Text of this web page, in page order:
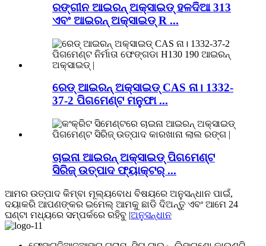
ରଙ୍ଗୀନ ଆଇରନ୍ ଅକ୍ସାଇଡ୍ ହଳଦିଆ 313
ଏବଂ ଆଇରନ୍ ଅକ୍ସାଇଡ୍ R ...
ରେଡ୍ ଆଇରନ୍ ଅକ୍ସାଇଡ୍ CAS ନା। 1332-
37-2 ପିଗମେଣ୍ଟ ମନୁଫା ...
ଚାଇନା ଆଇରନ୍ ଅକ୍ସାଇଡ୍ ପିଗମେଣ୍ଟ
ସିରିଜ୍ ଉତ୍ପାଦ ଫ୍ୟାକ୍ଟର୍ ...
ଆମର ଉତ୍ପାଦ କିମ୍ବା ମୂଲ୍ୟବୋଧ ବିଷୟରେ ଅନୁସନ୍ଧାନ ପାଇଁ,
ଦୟାକରି ଆପଣଙ୍କର ଇମେଲ୍ ଆମକୁ ଛାଡି ଦିଅନ୍ତୁ ଏବଂ ଆମେ 24
ଘଣ୍ଟା ମଧ୍ୟରେ ସମ୍ପର୍କରେ ରହିବୁ |ଅନୁସନ୍ଧାନ